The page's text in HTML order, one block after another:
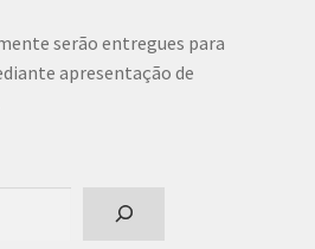
serão entregues para
apresentação de